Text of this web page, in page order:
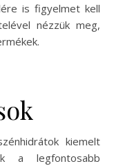
is figyelmet kell
nézzük meg,
kiemelt
a legfontosabb